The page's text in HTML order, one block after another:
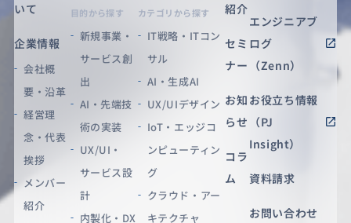
いて
企業情報
会社概
要・沿革
経営理
念・代表
挨拶
メンバー
紹介
目的から探す
新規事業・
サービス創
出
AI・先端技
術の実装
UX/UI・
サービス設
計
内製化・DX
カテゴリから探す
IT戦略・ITコン
サル
AI・生成AI
UX/UIデザイン
IoT・エッジコ
ンピューティン
グ
クラウド・アー
キテクチャ
紹介
セミ
ナー
お知
らせ
コラ
ム
エンジニアブ
ログ
（Zenn）
お役立ち情報
（PJ
Insight）
資料請求
お問い合わせ